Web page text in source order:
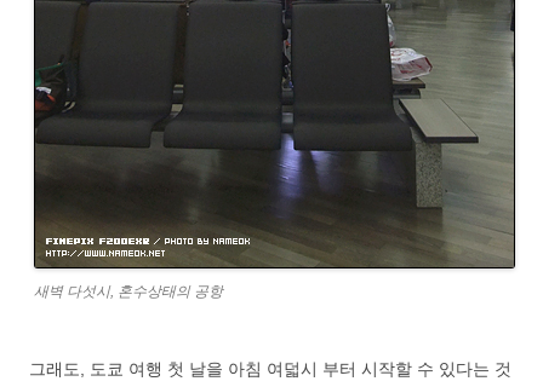
새벽 다섯시, 혼수상태의 공항
그래도, 도쿄 여행 첫 날을 아침 여덟시 부터 시작할 수 있다는 것